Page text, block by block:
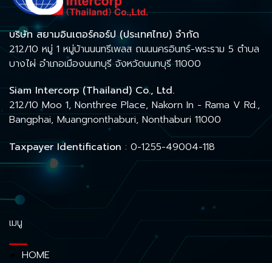
บริษัท สยามอินเตอร์คอร์ป (ประเทศไทย) จำกัด
212/10 หมู่ 1 หมู่บ้านนนทรีเพลส ถนนนครอินทร์-พระราม 5 ตำบล
บางไผ่ อำเภอเมืองนนทบุรี จังหวัดนนทบุรี 11000
Siam Intercorp (Thailand) Co., Ltd.
212/10 Moo 1, Nonthree Place, Nakorn In - Rama V Rd.,
Bangphai, Muangnonthaburi, Nonthaburi 11000
Taxpayer Identification : 0-1255-49004-118
เมนู
HOME